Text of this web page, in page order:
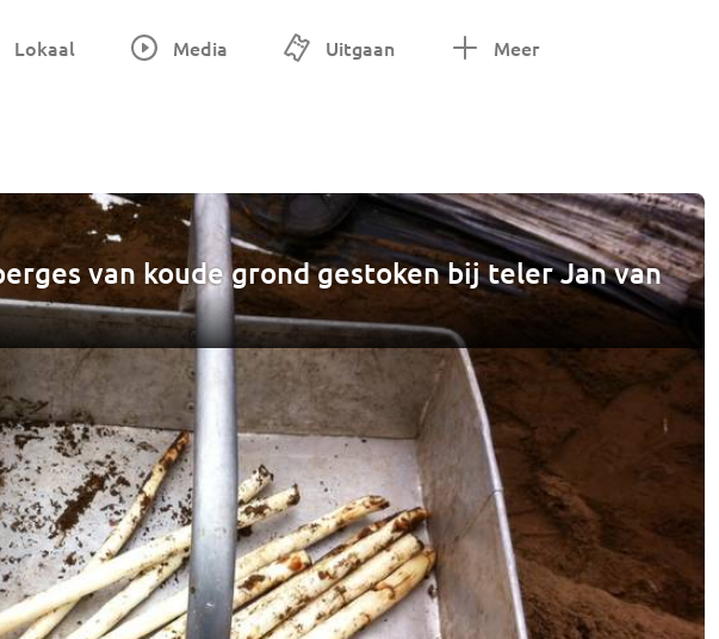
Lokaal Media Uitgaan Meer
van koude grond gestoken bij teler Jan van